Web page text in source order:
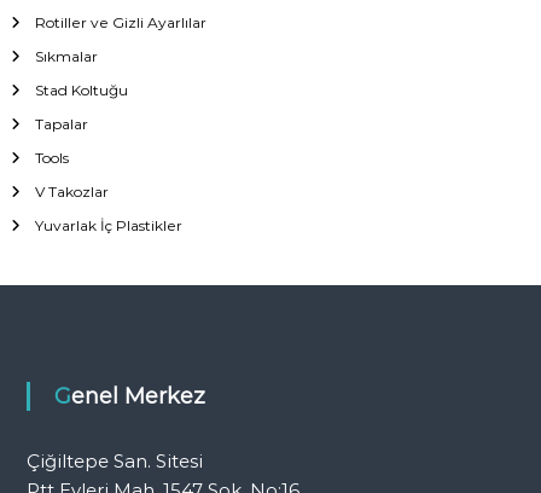
Rotiller ve Gizli Ayarlılar
Sıkmalar
Stad Koltuğu
Tapalar
Tools
V Takozlar
Yuvarlak İç Plastikler
Genel Merkez
Çiğiltepe San. Sitesi